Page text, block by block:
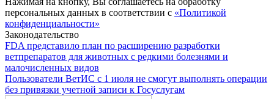
персональных данных в соответствии с «Политикой
конфиденциальности»
Законодательство
FDA представило план по расширению разработки
ветпрепаратов для животных с редкими болезнями и
малочисленных видов
Пользователи ВетИС с 1 июля не смогут выполнять операции
без привязки учетной записи к Госуслугам